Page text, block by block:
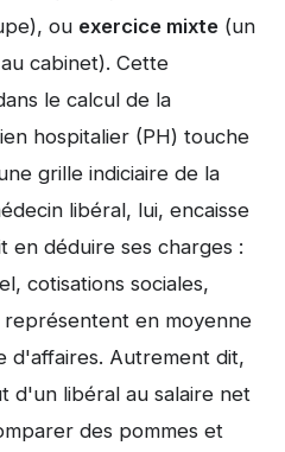
ou exercice mixte (un
cabinet). Cette
le calcul de la
hospitalier (PH) touche
grille indiciaire de la
libéral, lui, encaisse
en déduire ses charges :
cotisations sociales,
représentent en moyenne
d'affaires. Autrement dit,
d'un libéral au salaire net
des pommes et